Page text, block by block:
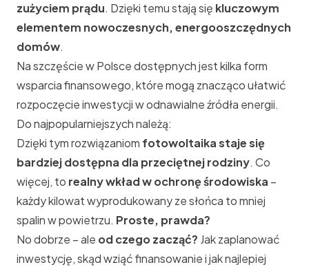
zużyciem prądu. Dzięki temu stają się kluczowym
elementem nowoczesnych, energooszczędnych
domów.
Na szczęście w Polsce dostępnych jest kilka form
wsparcia finansowego, które mogą znacząco ułatwić
rozpoczęcie inwestycji wodnawialne źródła energii.
Do najpopularniejszych należą:
Dzięki tym rozwiązaniom fotowoltaika staje się
bardziej dostępna dla przeciętnej rodziny. Co
więcej, to realny wkład w ochronę środowiska –
każdy kilowat wyprodukowany ze słońca to mniej
spalin w powietrzu. Proste, prawda?
No dobrze – ale od czego zacząć? Jak zaplanować
inwestycję, skąd wziąć finansowanie i jak najlepiej